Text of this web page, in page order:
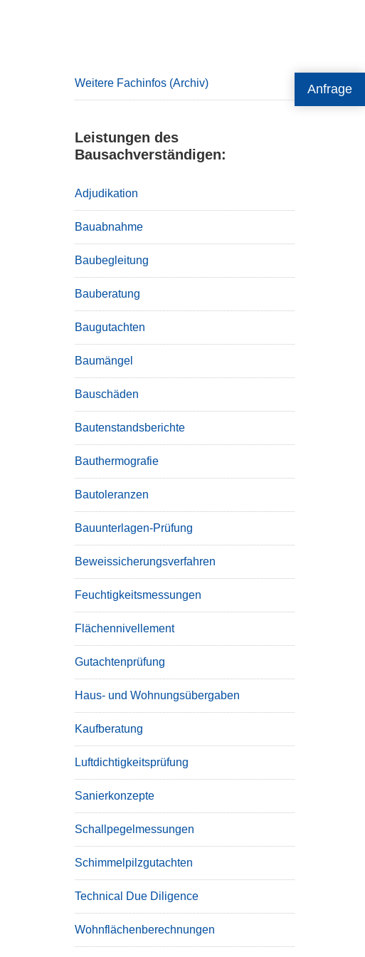
Anfrage
Weitere Fachinfos (Archiv)
Leistungen des
Bausachverständigen:
Adjudikation
Bauabnahme
Baubegleitung
Bauberatung
Baugutachten
Baumängel
Bauschäden
Bautenstandsberichte
Bauthermografie
Bautoleranzen
Bauunterlagen-Prüfung
Beweissicherungsverfahren
Feuchtigkeitsmessungen
Flächennivellement
Gutachtenprüfung
Haus- und Wohnungsübergaben
Kaufberatung
Luftdichtigkeitsprüfung
Sanierkonzepte
Schallpegelmessungen
Schimmelpilzgutachten
Technical Due Diligence
Wohnflächenberechnungen